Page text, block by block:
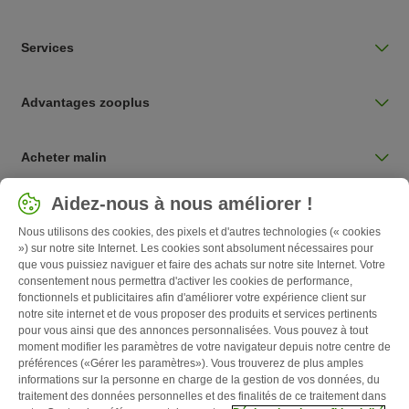
Services
Advantages zooplus
Acheter malin
Sélectionnez votre pays
Belgique / BE
Follow zooplus
Aidez-nous à nous améliorer !
Nous utilisons des cookies, des pixels et d'autres technologies (« cookies
») sur notre site Internet. Les cookies sont absolument nécessaires pour
que vous puissiez naviguer et faire des achats sur notre site Internet. Votre
consentement nous permettra d'activer les cookies de performance,
fonctionnels et publicitaires afin d'améliorer votre expérience client sur
notre site internet et de vous proposer des produits et services pertinents
pour vous ainsi que des annonces personnalisées. Vous pouvez à tout
moment modifier les paramètres de votre navigateur depuis notre centre de
préférences («Gérer les paramètres»). Vous trouverez de plus amples
informations sur la personne en charge de la gestion de vos données, du
traitement des données personnelles et des finalités de ce traitement dans